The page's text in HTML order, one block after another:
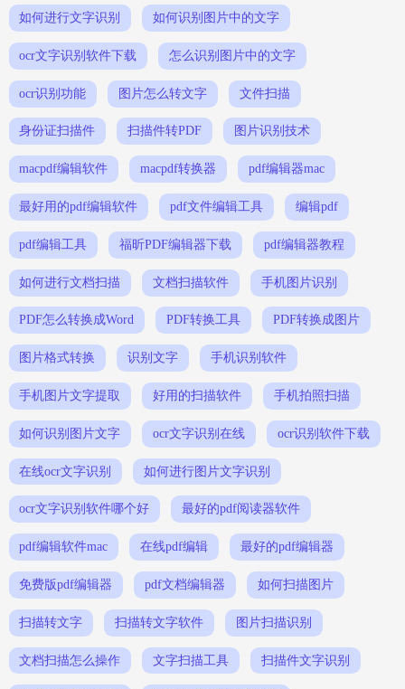
如何进行文字识别 如何识别图片中的文字
ocr文字识别软件下载 怎么识别图片中的文字
ocr识别功能 图片怎么转文字 文件扫描
身份证扫描件 扫描件转PDF 图片识别技术
macpdf编辑软件 macpdf转换器 pdf编辑器mac
最好用的pdf编辑软件 pdf文件编辑工具 编辑pdf
pdf编辑工具 福昕PDF编辑器下载 pdf编辑器教程
如何进行文档扫描 文档扫描软件 手机图片识别
PDF怎么转换成Word PDF转换工具 PDF转换成图片
图片格式转换 识别文字 手机识别软件
手机图片文字提取 好用的扫描软件 手机拍照扫描
如何识别图片文字 ocr文字识别在线 ocr识别软件下载
在线ocr文字识别 如何进行图片文字识别
ocr文字识别软件哪个好 最好的pdf阅读器软件
pdf编辑软件mac 在线pdf编辑 最好的pdf编辑器
免费版pdf编辑器 pdf文档编辑器 如何扫描图片
扫描转文字 扫描转文字软件 图片扫描识别
文档扫描怎么操作 文字扫描工具 扫描件文字识别